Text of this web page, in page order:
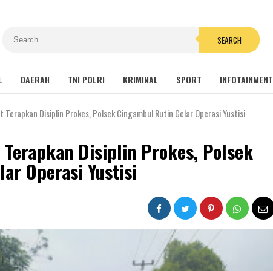
SEARCH
DAERAH TNI POLRI KRIMINAL SPORT INFOTAINMENT
Terapkan Disiplin Prokes, Polsek Cingambul Rutin Gelar Operasi Yustisi
Disiplin Prokes, Polsek
Operasi Yustisi